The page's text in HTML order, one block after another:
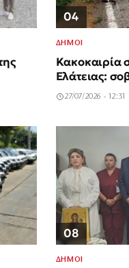
04
ΔΗΜΟΙ
Κακοκαιρία
Ελάτειας:
27/07/2026 - 12:31
08
ΔΗΜΟΙ